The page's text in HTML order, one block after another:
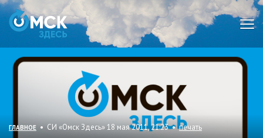
ГЛАВНОЕ • СИ «Омск Здесь» 18 мая 2011, 21:23 •печать